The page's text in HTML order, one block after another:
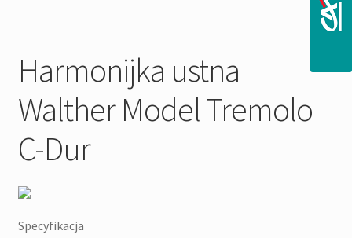
Harmonijka ustna
Walther Model Tremolo
C-Dur
Specyfikacja